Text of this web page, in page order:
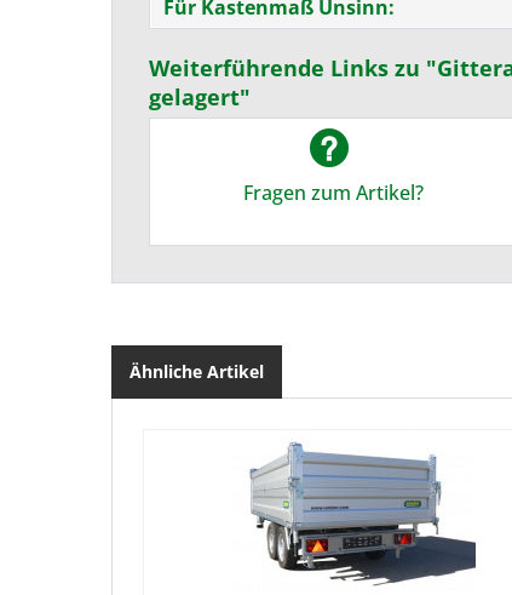
Für Kastenmaß Unsinn:
Weiterführende Links zu
gelagert"
Fragen zum Artikel?
Ähnliche Artikel